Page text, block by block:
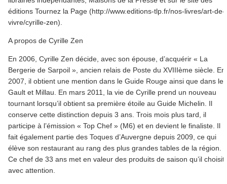
éditions Tournez la Page (http://www.editions-tlp.fr/nos-livres/art-de-
vivre/cyrille-zen).
A propos de Cyrille Zen
En 2006, Cyrille Zen décide, avec son épouse, d’acquérir « La
Bergerie de Sarpoil », ancien relais de Poste du XVIIIème siècle. En
2007, il obtient une mention dans le Guide Rouge ainsi que dans le
Gault et Millau. En mars 2011, la vie de Cyrille prend un nouveau
tournant lorsqu’il obtient sa première étoile au Guide Michelin. Il
conserve cette distinction depuis 3 ans. Trois mois plus tard, il
participe à l’émission « Top Chef » (M6) et en devient le finaliste. Il
fait également partie des Toques d’Auvergne depuis 2009, ce qui
élève son restaurant au rang des plus grandes tables de la région.
Ce chef de 33 ans met en valeur des produits de saison qu’il choisit
avec attention.